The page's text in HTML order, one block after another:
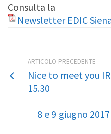
Consulta la
Newsletter EDIC
ARTICOLO PRECEDENTE
Nice to meet you
15.30
8 e 9 giugno